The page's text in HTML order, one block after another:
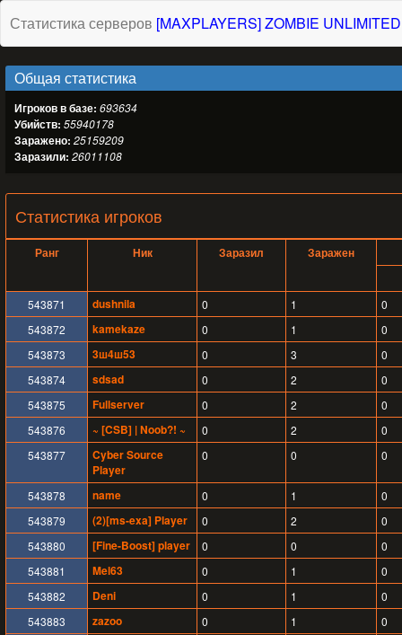
Статистика серверов [MAXPLAYERS] ZOMBIE UNLIMITED
Общая статистика
Игроков в базе: 693634
Убийств: 55940178
Заражено: 25159209
Заразили: 26011108
Статистика игроков
Ранг Ник Заразил Заражен
543871 dushnila 0 1
0
543872
kamekaze 0 1
0
543873
3ш4ш53 0 3
0
543874
sdsad 0 2
0
543875
Fullserver 0 2
0
543876
~ [CSB] | Noob?! ~ 0 2
0
543877
Cyber Source
Player
0 0 0
543878 name 0 1
0
543879
(2)[ms-exa] Player 0 2
0
543880
[Fine-Boost] player 0 0
0
543881
Mel63 0 1
0
543882
Deni 0 1
0
543883
zazoo 0 1
0